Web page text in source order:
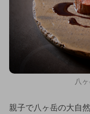
八
親子で八ヶ岳の大自